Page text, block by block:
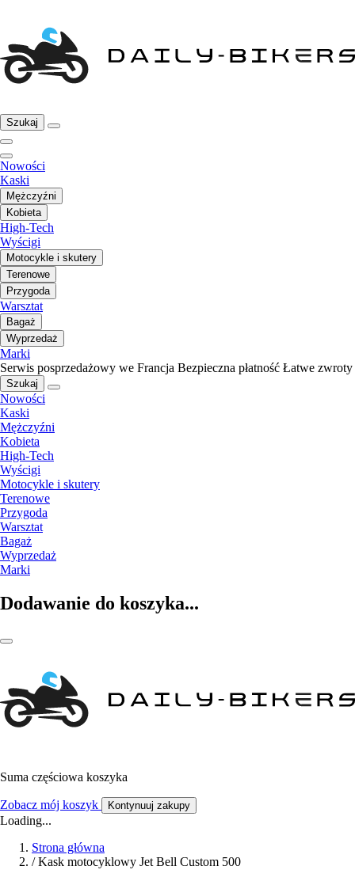
Szukaj
Nowości
Kaski
Mężczyźni
Kobieta
High-Tech
Wyścigi
Motocykle i skutery
Terenowe
Przygoda
Warsztat
Bagaż
Wyprzedaż
Marki
Serwis posprzedażowy we Francja Bezpieczna płatność Łatwe zwroty
Szukaj
Nowości
Kaski
Mężczyźni
Kobieta
High-Tech
Wyścigi
Motocykle i skutery
Terenowe
Przygoda
Warsztat
Bagaż
Wyprzedaż
Marki
Dodawanie do koszyka...
Suma częściowa koszyka
Zobacz mój koszyk Kontynuuj zakupy
Loading...
Strona główna
/ Kask motocyklowy Jet Bell Custom 500